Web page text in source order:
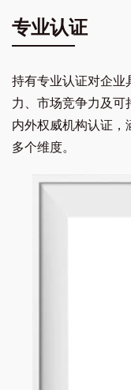
超高温不燃纺
织品面料从阻
2023
不燃面料正式
了特种消防服
覆性产品，并
赛中，公司荣
明确企业愿景
域，并被授予
专业认证
持有专业认证对企
力、市场竞争力及
内外权威机构认证
多个维度。